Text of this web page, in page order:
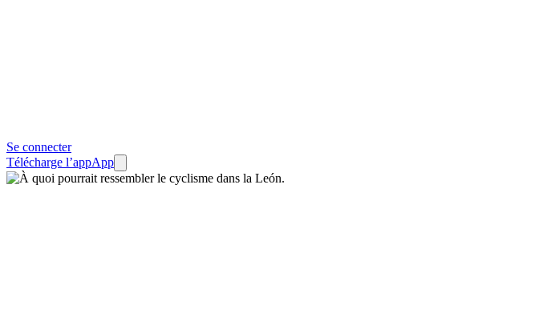
Se connecter
Télécharge l’appApp